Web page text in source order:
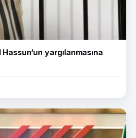
yargılanmasına